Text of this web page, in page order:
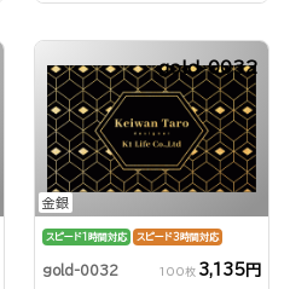
金銀
gold-0032
スピード1時間対応 スピード3時間対応
gold-0032 100枚 3,135円